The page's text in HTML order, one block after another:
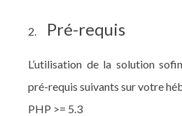
2. Pré-requis
L’utilisation de la solution
pré-requis suivants sur votre
PHP >= 5.3